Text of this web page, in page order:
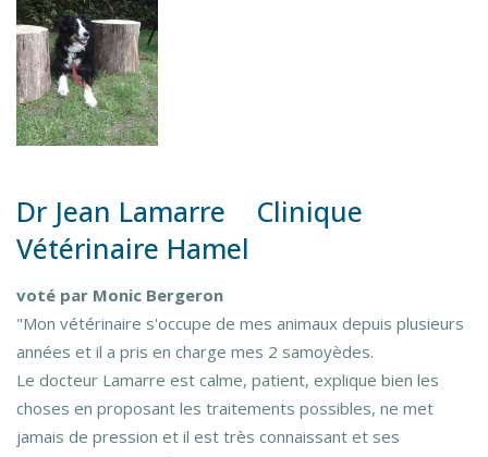
Dr Jean Lamarre Clinique
Vétérinaire Hamel
voté par Monic Bergeron
"Mon vétérinaire s'occupe de mes animaux depuis plusieurs
années et il a pris en charge mes 2 samoyèdes.
Le docteur Lamarre est calme, patient, explique bien les
choses en proposant les traitements possibles, ne met
jamais de pression et il est très connaissant et ses